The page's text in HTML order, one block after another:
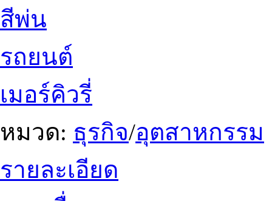
สีพ่น
รถยนต์
เมอร์คิวรี่
หมวด: ธุรกิจ/อุตสาหกรรม
รายละเอียด